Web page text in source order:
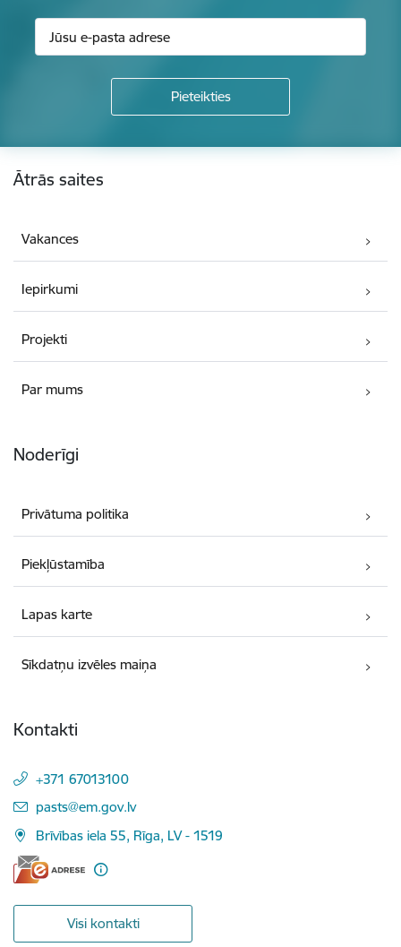
Ātrās saites
Vakances
Iepirkumi
Projekti
Par mums
Noderīgi
Privātuma politika
Piekļūstamība
Lapas karte
Sīkdatņu izvēles maiņa
Kontakti
+371 67013100
E-pasts:
pasts@em.gov.lv
Brīvības iela 55, Rīga, LV - 1519
Visi kontakti